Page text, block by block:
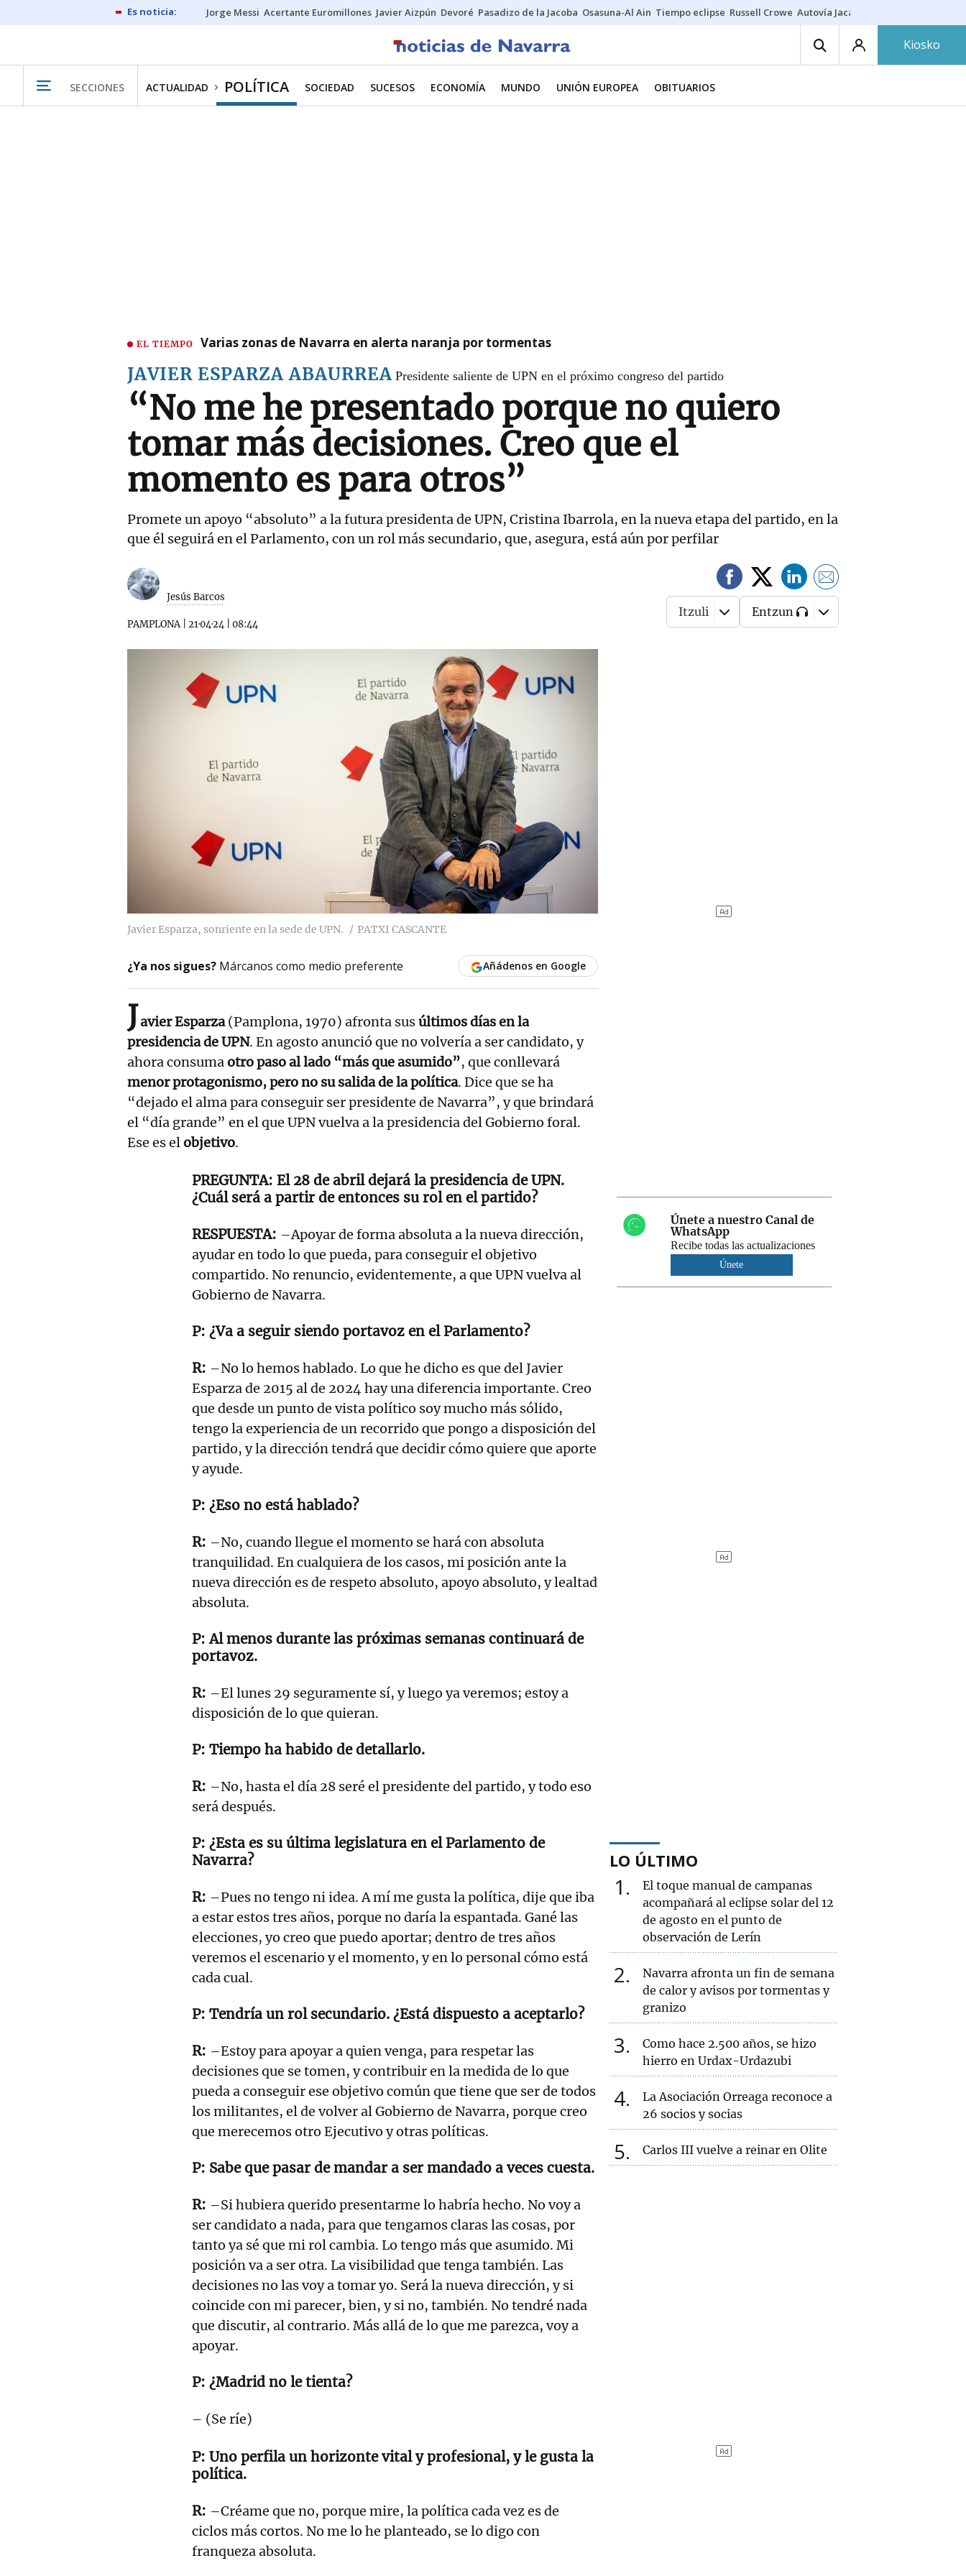
Jorge Messi Acertante Euromillones Javier Aizpún Devoré Pasadizo de la Jacoba Osasuna-Al Ain Tiempo eclipse Russell Crowe Autovía Jaca
Kiosko
SECCIONES ACTUALIDAD POLÍTICA SOCIEDAD SUCESOS ECONOMÍA MUNDO UNIÓN EUROPEA OBITUARIOS
EL TIEMPO Varias zonas de Navarra en alerta naranja por tormentas
JAVIER ESPARZA ABAURREA Presidente saliente de UPN en el próximo congreso del partido
“No me he presentado porque no quiero
tomar más decisiones. Creo que el
momento es para otros”
Promete un apoyo “absoluto” a la futura presidenta de UPN, Cristina Ibarrola, en la nueva etapa del partido, en la
que él seguirá en el Parlamento, con un rol más secundario, que, asegura, está aún por perfilar
Jesús Barcos
PAMPLONA| 21·04·24 08:44
Itzuli Entzun
Javier Esparza, sonriente en la sede de UPN. PATXI CASCANTE
¿Ya nos sigues? Márcanos como medio preferente Añádenos en Google
Javier Esparza(Pamplona, 1970) afronta susúltimos días en la
presidencia de UPN. En agosto anunció que no volvería a ser candidato, y
ahora consumaotro paso al lado “más que asumido”, que conllevará
menor protagonismo, pero no su salida de la política. Dice que se ha
“dejado el alma para conseguir ser presidente de Navarra”, y que brindará
el “día grande” en el que UPN vuelva a la presidencia del Gobierno foral.
Ese es elobjetivo.
El 28 de abril dejará la presidencia de UPN.
¿Cuál será a partir de entonces su rol en el partido?
–Apoyar de forma absoluta a la nueva dirección,
ayudar en todo lo que pueda, para conseguir el objetivo
compartido. No renuncio, evidentemente, a que UPN vuelva al
Gobierno de Navarra.
¿Va a seguir siendo portavoz en el Parlamento?
–No lo hemos hablado. Lo que he dicho es que del Javier
Esparza de 2015 al de 2024 hay una diferencia importante. Creo
que desde un punto de vista político soy mucho más sólido,
tengo la experiencia de un recorrido que pongo a disposición del
partido, y la dirección tendrá que decidir cómo quiere que aporte
y ayude.
¿Eso no está hablado?
–No, cuando llegue el momento se hará con absoluta
tranquilidad. En cualquiera de los casos, mi posición ante la
nueva dirección es de respeto absoluto, apoyo absoluto, y lealtad
absoluta.
Al menos durante las próximas semanas continuará de
portavoz.
–El lunes 29 seguramente sí, y luego ya veremos; estoy a
disposición de lo que quieran.
Tiempo ha habido de detallarlo.
–No, hasta el día 28 seré el presidente del partido, y todo eso
será después.
¿Esta es su última legislatura en el Parlamento de
Navarra?
–Pues no tengo ni idea. A mí me gusta la política, dije que iba
a estar estos tres años, porque no daría la espantada. Gané las
elecciones, yo creo que puedo aportar; dentro de tres años
veremos el escenario y el momento, y en lo personal cómo está
cada cual.
Tendría un rol secundario. ¿Está dispuesto a aceptarlo?
–Estoy para apoyar a quien venga, para respetar las
decisiones que se tomen, y contribuir en la medida de lo que
pueda a conseguir ese objetivo común que tiene que ser de todos
los militantes, el de volver al Gobierno de Navarra, porque creo
que merecemos otro Ejecutivo y otras políticas.
Sabe que pasar de mandar a ser mandado a veces cuesta.
–Si hubiera querido presentarme lo habría hecho. No voy a
ser candidato a nada, para que tengamos claras las cosas, por
tanto ya sé que mi rol cambia. Lo tengo más que asumido. Mi
posición va a ser otra. La visibilidad que tenga también. Las
decisiones no las voy a tomar yo. Será la nueva dirección, y si
coincide con mi parecer, bien, y si no, también. No tendré nada
que discutir, al contrario. Más allá de lo que me parezca, voy a
apoyar.
¿Madrid no le tienta?
– (Se ríe)
Uno perfila un horizonte vital y profesional, y le gusta la
política.
–Créame que no, porque mire, la política cada vez es de
ciclos más cortos. No me lo he planteado, se lo digo con
franqueza absoluta.
Únete a nuestro Canal de
WhatsApp
Recibe todas las actualizaciones
Únete
LO ÚLTIMO
1
El toque manual de campanas
acompañará al eclipse solar del 12
de agosto en el punto de
observación de Lerín
2
Navarra afronta un fin de semana
de calor y avisos por tormentas y
granizo
3
Como hace 2.500 años, se hizo
hierro en Urdax-Urdazubi
4
La Asociación Orreaga reconoce a
26 socios y socias
5 Carlos III vuelve a reinar en Olite